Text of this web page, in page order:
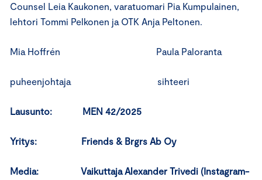
Counsel Leia Kaukonen, varatuomari Pia Kumpulainen,
lehtori Tommi Pelkonen ja OTK Anja Peltonen.
Mia Hoffrén Paula Paloranta
puheenjohtaja sihteeri
Lausunto: MEN 42/2025
Yritys: Friends & Brgrs Ab Oy
Media: Vaikuttaja Alexander Trivedi (Instagram-